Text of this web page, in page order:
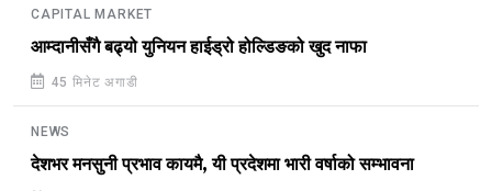
CAPITAL MARKET
आम्दानीसँगै बढ्यो युनियन हाईड्रो होल्डिङको खुद नाफा
45 मिनेट अगाडी
NEWS
देशभर मनसुनी प्रभाव कायमै, यी प्रदेशमा भारी वर्षाको सम्भावना